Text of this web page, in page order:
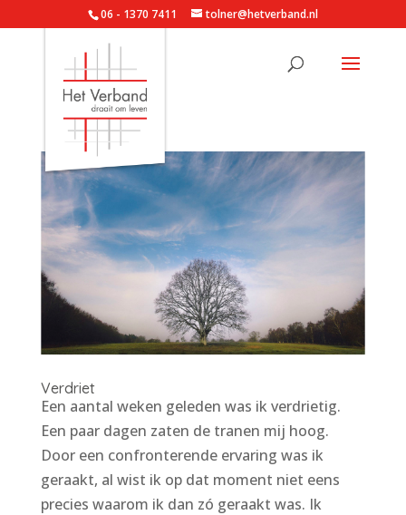
06 - 1370 7411 tolner@hetverband.nl
Verdriet
Een aantal weken geleden was ik verdrietig.
Een paar dagen zaten de tranen mij hoog.
Door een confronterende ervaring was ik
geraakt, al wist ik op dat moment niet eens
precies waarom ik dan zó geraakt was. Ik